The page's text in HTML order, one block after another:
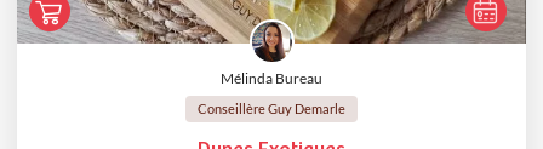
Mélinda Bureau
Conseillère Guy Demarle